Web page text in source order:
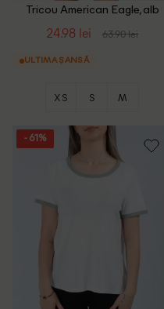
Tricou American Eagle, alb
24.98 lei 63.90 lei
ULTIMA ȘANSĂ
XS S M
- 61%